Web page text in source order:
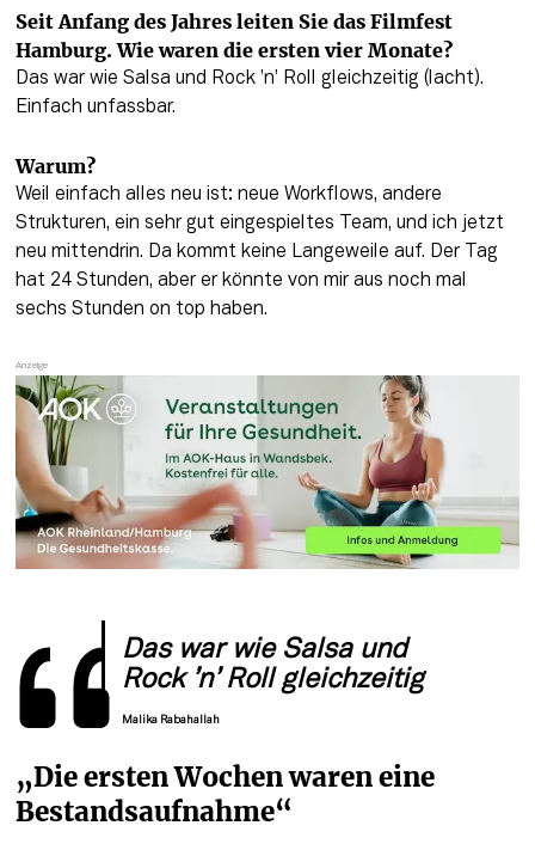
Seit Anfang des Jahres leiten Sie das Filmfest
Hamburg. Wie waren die ersten vier Monate?
Das war wie Salsa und Rock ’n’ Roll gleichzeitig (lacht).
Einfach unfassbar.
Warum?
Weil einfach alles neu ist: neue Workflows, andere
Strukturen, ein sehr gut eingespieltes Team, und ich jetzt
neu mittendrin. Da kommt keine Langeweile auf. Der Tag
hat 24 Stunden, aber er könnte von mir aus noch mal
sechs Stunden on top haben.
Das war wie Salsa und
Rock ’n’ Roll gleichzeitig
Malika Rabahallah
„Die ersten Wochen waren eine
Bestandsaufnahme“